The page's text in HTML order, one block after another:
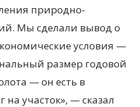
природно-
Мы сделали вывод о
условия —
размер годовой
— он есть в
на участок», — сказал